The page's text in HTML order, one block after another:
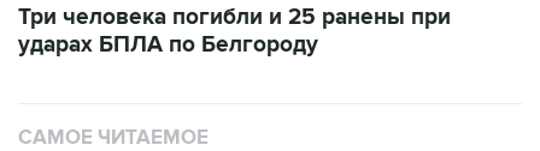
Три человека погибли и 25 ранены при
ударах БПЛА по Белгороду
САМОЕ ЧИТАЕМОЕ